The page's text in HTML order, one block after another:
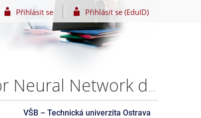
Přihlásit se Přihlásit se (EduID)
Image preProcessing Methodology Application usable for Neural Network dataset input – Sai Prakash Challa
VŠB – Technická univerzita Ostrava